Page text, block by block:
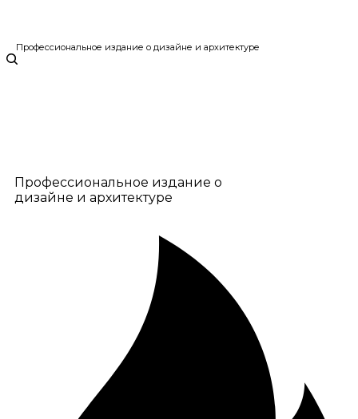
Профессиональное издание о дизайне и архитектуре
Профессиональное издание о
дизайне и архитектуре